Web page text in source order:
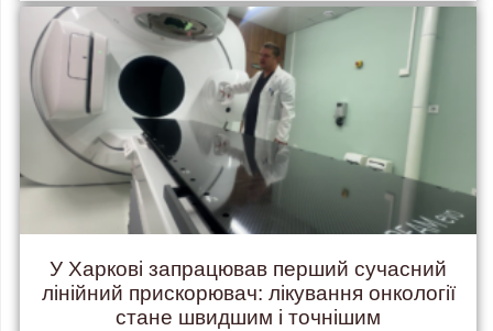
У Харкові запрацював перший сучасний
лінійний прискорювач: лікування онкології
стане швидшим і точнішим